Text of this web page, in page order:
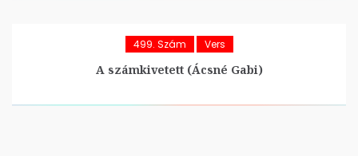
499. Szám Vers
A számkivetett (Ácsné Gabi)